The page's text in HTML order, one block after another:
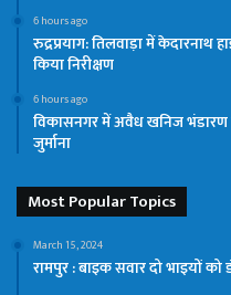
6 hours ago
रुद्रप्रयाग: तिलवाड़ा में केदारनाथ
किया निरीक्षण
6 hours ago
विकासनगर में अवैध खनिज भंडारण
जुर्माना
Most Popular Topics
March 15, 2024
रामपुर : बाइक सवार दो भाइयों को